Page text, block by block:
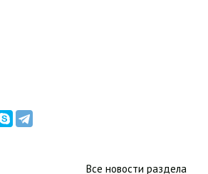
Все новости раздела